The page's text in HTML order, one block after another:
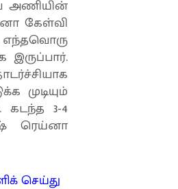
அணியின்
கேள்வி
எந்தவொரு
இருப்பார்.
முடியும்
கடந்த 3-4
ரெய்னா
செய்து